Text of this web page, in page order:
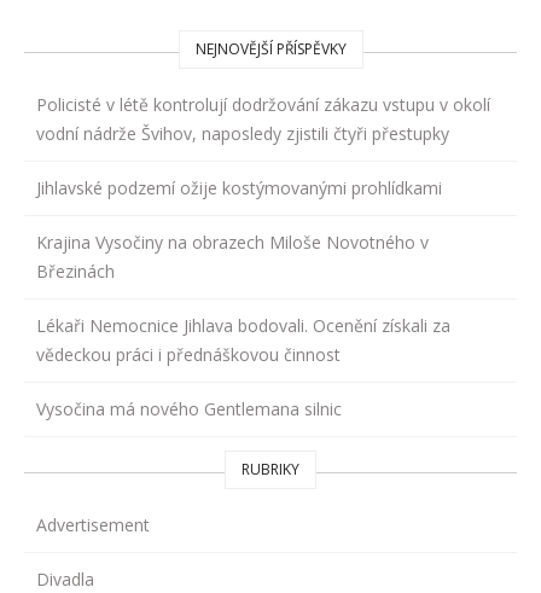
NEJNOVĚJŠÍ PŘÍSPĚVKY
Policisté v létě kontrolují dodržování zákazu vstupu v okolí
vodní nádrže Švihov, naposledy zjistili čtyři přestupky
Jihlavské podzemí ožije kostýmovanými prohlídkami
Krajina Vysočiny na obrazech Miloše Novotného v
Březinách
Lékaři Nemocnice Jihlava bodovali. Ocenění získali za
vědeckou práci i přednáškovou činnost
Vysočina má nového Gentlemana silnic
RUBRIKY
Advertisement
Divadla